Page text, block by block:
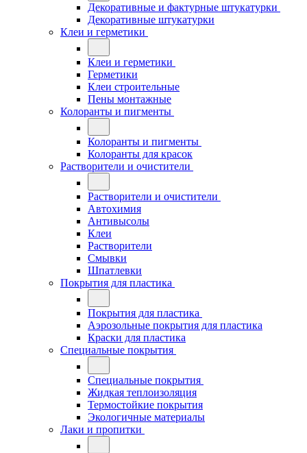
Декоративные и фактурные штукатурки
Декоративные штукатурки
Клеи и герметики
Клеи и герметики
Герметики
Клеи строительные
Пены монтажные
Колоранты и пигменты
Колоранты и пигменты
Колоранты для красок
Растворители и очистители
Растворители и очистители
Автохимия
Антивысолы
Клеи
Растворители
Смывки
Шпатлевки
Покрытия для пластика
Покрытия для пластика
Аэрозольные покрытия для пластика
Краски для пластика
Специальные покрытия
Специальные покрытия
Жидкая теплоизоляция
Термостойкие покрытия
Экологичные материалы
Лаки и пропитки